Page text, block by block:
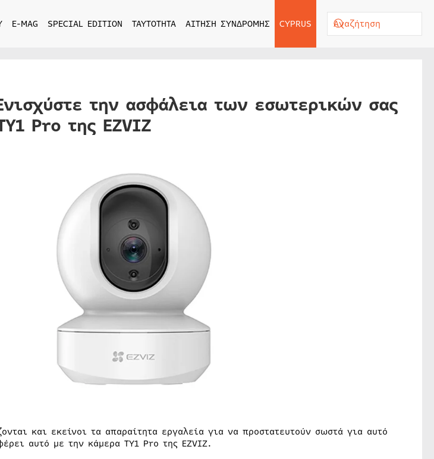
E-MAG SPECIAL EDITION ΤΑΥΤΟΤΗΤΑ ΑΙΤΗΣΗ ΣΥΝΔΡΟΜΗΣ CYPRUS
την ασφάλεια των εσωτερικών σας
Pro της EZVIZ
και εκείνοι τα απαραίτητα εργαλεία για να προστατευτούν σωστά για αυτό
αυτό με την κάμερα TY1 Pro της EZVIZ.